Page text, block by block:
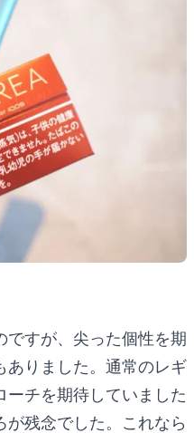
ですが、尖った個性を期
ありました。通常のレギ
ーチを期待していました
残念でした。これなら